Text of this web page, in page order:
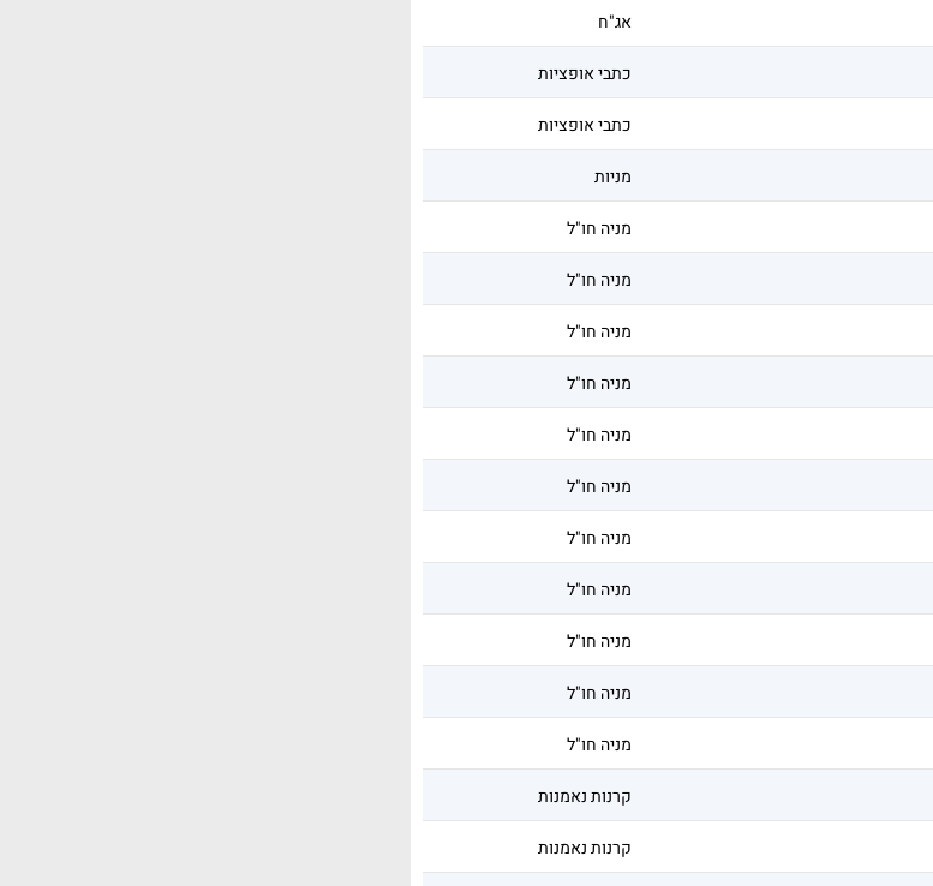
אג"ח
כתבי אופציות
כתבי אופציות
מניות
מניה חו"ל
מניה חו"ל
מניה חו"ל
מניה חו"ל
מניה חו"ל
מניה חו"ל
מניה חו"ל
מניה חו"ל
מניה חו"ל
מניה חו"ל
מניה חו"ל
קרנות נאמנות
קרנות נאמנות